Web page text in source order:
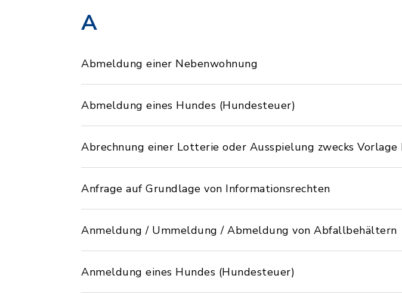
A
Abmeldung einer Nebenwohnung
Abmeldung eines Hundes (Hundesteuer)
Abrechnung einer Lotterie oder Ausspielung zwecks
Anfrage auf Grundlage von Informationsrechten
Anmeldung / Ummeldung / Abmeldung von Abfallbehältern
Anmeldung eines Hundes (Hundesteuer)